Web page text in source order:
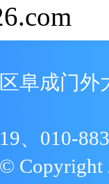
阜成门外
、010-
Copyright